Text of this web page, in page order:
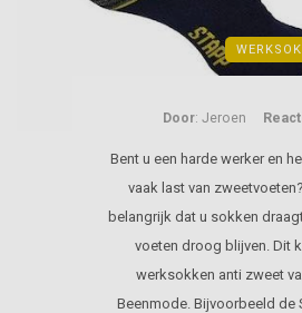
Door: Jeroen
Bent u een harde werker en
vaak last van
belangrijk dat u sokken
voeten droog blijven. Dit
werksokken anti zweet
Beenmode. Bijvoorbeeld de